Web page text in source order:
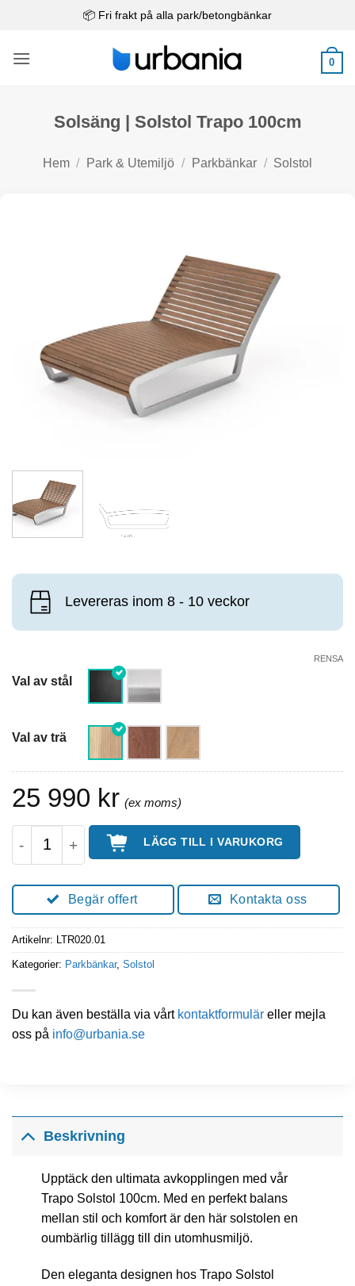
📦 Fri frakt på alla park/betongbänkar
0
Solsäng | Solstol Trapo 100cm
Hem / Park & Utemiljö / Parkbänkar / Solstol
Levereras inom 8 - 10 veckor
Val av stål
Val av trä
RENSA
25 990 kr
Solsäng | Solstol Trapo 100cm mängd
LÄGG TILL I VARUKORG
Begär offert Kontakta oss
Artikelnr: LTR020.01
Kategorier: Parkbänkar, Solstol
Du kan även beställa via vårt kontaktformulär eller mejla
oss på info@urbania.se
Beskrivning
Upptäck den ultimata avkopplingen med vår
Trapo Solstol 100cm. Med en perfekt balans
mellan stil och komfort är den här solstolen en
oumbärlig tillägg till din utomhusmiljö.
Den eleganta designen hos Trapo Solstol